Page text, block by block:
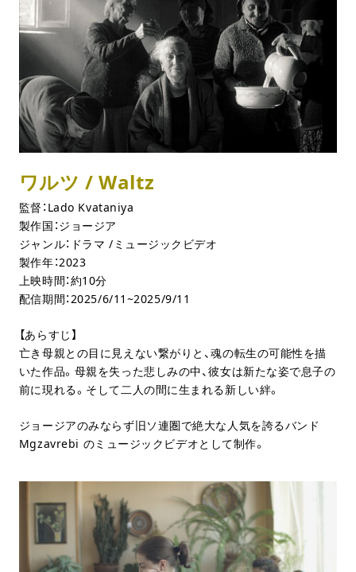
ワルツ / Waltz
監督：Lado Kvataniya
製作国：ジョージア
ジャンル：ドラマ /ミュージックビデオ
製作年：2023
上映時間：約10分
配信期間：2025/6/11~2025/9/11
【あらすじ】
亡き母親との目に見えない繋がりと、魂の転生の可能性を描
いた作品。母親を失った悲しみの中、彼女は新たな姿で息子の
前に現れる。そして二人の間に生まれる新しい絆。
ジョージアのみならず旧ソ連圏で絶大な人気を誇るバンド
Mgzavrebi のミュージックビデオとして制作。